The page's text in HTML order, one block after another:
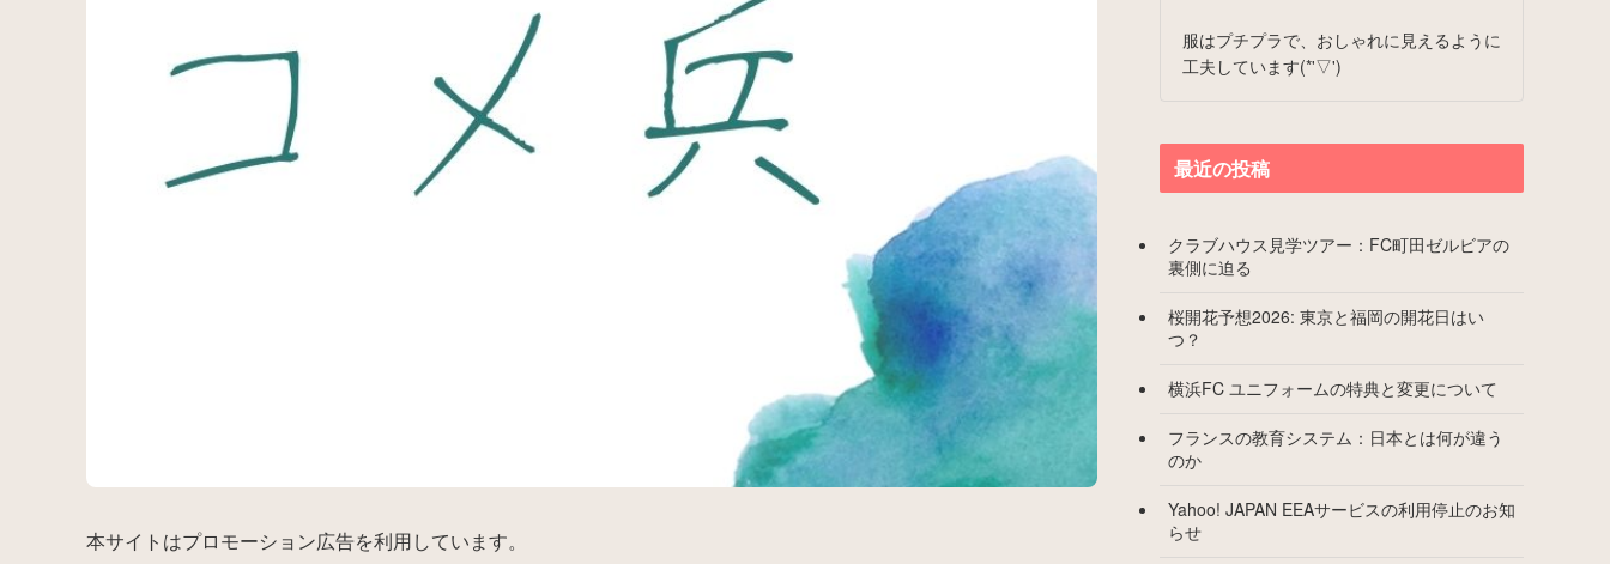
本サイトはプロモーション広告を利用しています。
服はプチプラで、おしゃれに見えるように
工夫しています(*'▽')
最近の投稿
クラブハウス見学ツアー：FC町田ゼルビアの
裏側に迫る
桜開花予想2026: 東京と福岡の開花日はい
つ？
横浜FC ユニフォームの特典と変更について
フランスの教育システム：日本とは何が違う
のか
Yahoo! JAPAN EEAサービスの利用停止のお知
らせ